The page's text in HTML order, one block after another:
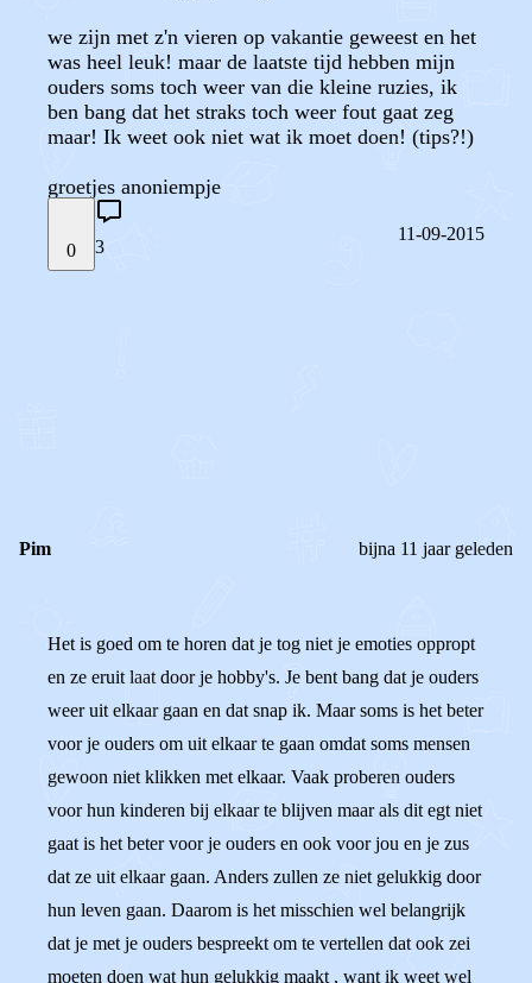
we zijn met z'n vieren op vakantie geweest en het
was heel leuk! maar de laatste tijd hebben mijn
ouders soms toch weer van die kleine ruzies, ik
ben bang dat het straks toch weer fout gaat zeg
maar! Ik weet ook niet wat ik moet doen! (tips?!)
groetjes anoniempje
0 3
11-09-2015
Pim bijna 11 jaar geleden
Het is goed om te horen dat je tog niet je emoties oppropt
en ze eruit laat door je hobby's. Je bent bang dat je ouders
weer uit elkaar gaan en dat snap ik. Maar soms is het beter
voor je ouders om uit elkaar te gaan omdat soms mensen
gewoon niet klikken met elkaar. Vaak proberen ouders
voor hun kinderen bij elkaar te blijven maar als dit egt niet
gaat is het beter voor je ouders en ook voor jou en je zus
dat ze uit elkaar gaan. Anders zullen ze niet gelukkig door
hun leven gaan. Daarom is het misschien wel belangrijk
dat je met je ouders bespreekt om te vertellen dat ook zei
moeten doen wat hun gelukkig maakt , want ik weet wel